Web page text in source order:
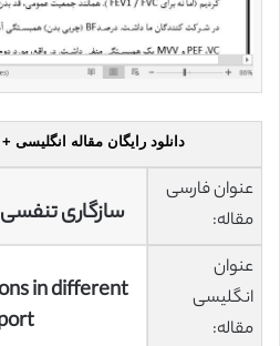
دانلود رایگان مقاله
عنوان فارسی
مقاله:
سازگاری
عنوان
انگلیسی
مقاله:
in different